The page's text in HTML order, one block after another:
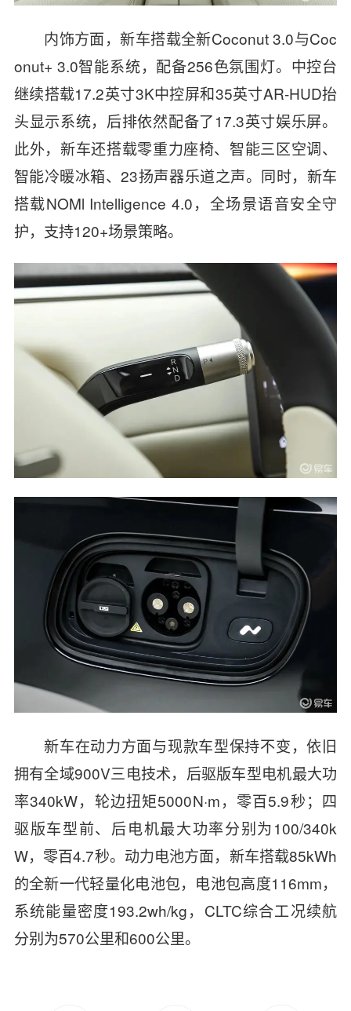
内饰方面，新车搭载全新Coconut 3.0与Coc
onut+ 3.0智能系统，配备256色氛围灯。中控台
继续搭载17.2英寸3K中控屏和35英寸AR-HUD抬
头显示系统，后排依然配备了17.3英寸娱乐屏。
此外，新车还搭载零重力座椅、智能三区空调、
智能冷暖冰箱、23扬声器乐道之声。同时，新车
搭载NOMl Intelligence 4.0，全场景语音安全守
护，支持120+场景策略。
新车在动力方面与现款车型保持不变，依旧
拥有全域900V三电技术，后驱版车型电机最大功
率340kW，轮边扭矩5000N·m， 零百5.9秒； 四
驱版车型前、后电机最大功率分别为100/340k
W，零百4.7秒。 动力电池方面，新车搭载85kWh
的全新一代轻量化电池包， 电池包高度116mm，
系统能量密度193.2wh/kg， CLTC综合工况续航
分别为570公里和600公里。